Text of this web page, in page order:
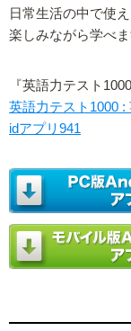
日常生活の中で使
楽しみながら学べま
『英語力テスト
英語力テスト1000
idアプリ941